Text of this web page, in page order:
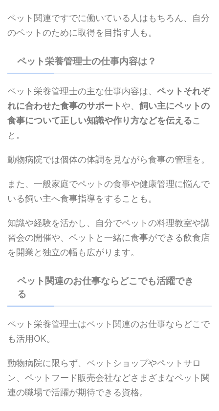
ペット関連ですでに働いている人はもちろん、自分
のペットのために取得を目指す人も。
ペット栄養管理士の仕事内容は？
ペット栄養管理士の主な仕事内容は、 ペットそれぞ
れに合わせた食事のサポートや、 飼い主にペットの
食事について正しい知識や作り方などを伝えるこ
と。
動物病院では個体の体調を見ながら食事の管理を。
また、一般家庭でペットの食事や健康管理に悩んで
いる飼い主へ食事指導をすることも。
知識や経験を活かし、自分でペットの料理教室や講
習会の開催や、ペットと一緒に食事ができる飲食店
を開業と独立の幅も広がります。
ペット関連のお仕事ならどこでも活躍でき
る
ペット栄養管理士はペット関連のお仕事ならどこで
も活用OK。
動物病院に限らず、ペットショップやペットサロ
ン、ペットフード販売会社などさまざまなペット関
連の職場で活躍が期待できる資格。